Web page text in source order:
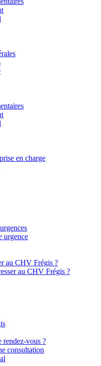
en charge
urgence
au CHV Frégis ?
au CHV Frégis ?
rendez-vous ?
consultation